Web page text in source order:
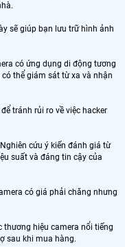
sẽ giúp bạn lưu trữ hình ảnh
có ứng dụng di động tương
thể giám sát từ xa và nhận
tránh rủi ro về việc hacker
cứu ý kiến ​​đánh giá từ
suất và đáng tin cậy của
có giá phải chăng nhưng
thương hiệu camera nổi tiếng
sau khi mua hàng.